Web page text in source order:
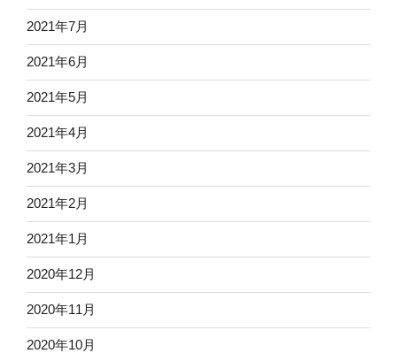
2021年7月
2021年6月
2021年5月
2021年4月
2021年3月
2021年2月
2021年1月
2020年12月
2020年11月
2020年10月